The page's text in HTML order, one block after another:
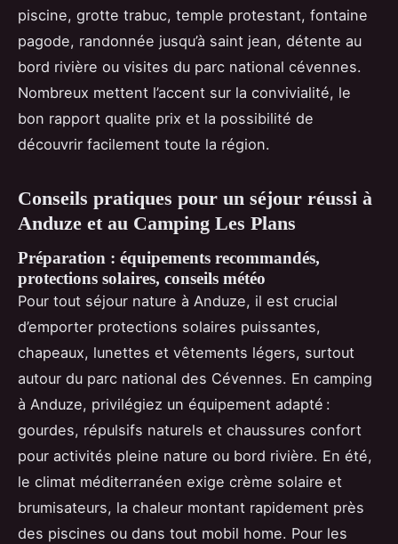
piscine, grotte trabuc, temple protestant, fontaine
pagode, randonnée jusqu’à saint jean, détente au
bord rivière ou visites du parc national cévennes.
Nombreux mettent l’accent sur la convivialité, le
bon rapport qualite prix et la possibilité de
découvrir facilement toute la région.
Conseils pratiques pour un séjour réussi à
Anduze et au Camping Les Plans
Préparation : équipements recommandés,
protections solaires, conseils météo
Pour tout séjour nature à Anduze, il est crucial
d’emporter protections solaires puissantes,
chapeaux, lunettes et vêtements légers, surtout
autour du parc national des Cévennes. En camping
à Anduze, privilégiez un équipement adapté :
gourdes, répulsifs naturels et chaussures confort
pour activités pleine nature ou bord rivière. En été,
le climat méditerranéen exige crème solaire et
brumisateurs, la chaleur montant rapidement près
des piscines ou dans tout mobil home. Pour les